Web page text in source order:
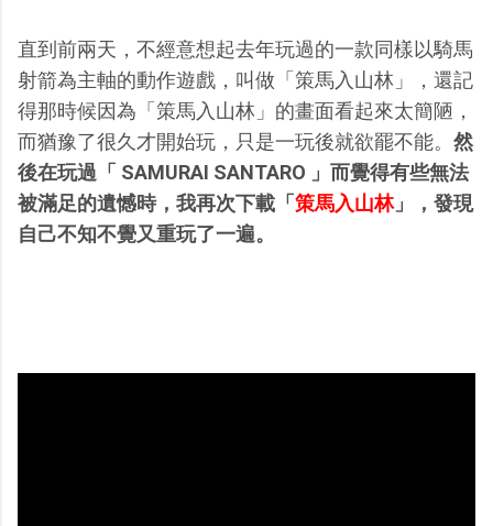
直到前兩天，不經意想起去年玩過的一款同樣以騎馬
射箭為主軸的動作遊戲，叫做「策馬入山林」，還記
得那時候因為「策馬入山林」的畫面看起來太簡陋，
而猶豫了很久才開始玩，只是一玩後就欲罷不能。 然
後在玩過「 SAMURAI SANTARO 」而覺得有些無法
被滿足的遺憾時，我再次下載「 策馬入山林」，發現
自己不知不覺又重玩了一遍。